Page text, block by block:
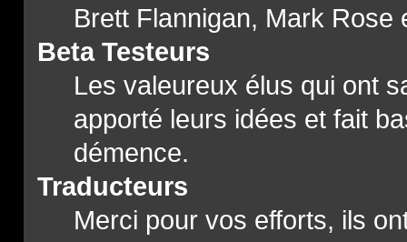
Brett Flannigan, Mark
Beta Testeurs
Les valeureux élus qui ont
apporté leurs idées et fait
démence.
Traducteurs
Merci pour vos efforts, ils